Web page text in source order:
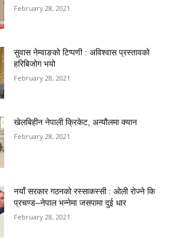
February 28, 2021
सुवास नेम्वाङको टिप्पणी : अविश्वास प्रस्तावको
हरिबिजोग भयो
February 28, 2021
खेलबिहीन नेपाली क्रिकेट, अन्यौलमा क्यान
February 28, 2021
नयाँ सरकार गठनको रस्साकस्सी : ओली रोज्ने कि
प्रचण्ड–नेपाल भन्नेमा जसपामा दुई धार
February 28, 2021